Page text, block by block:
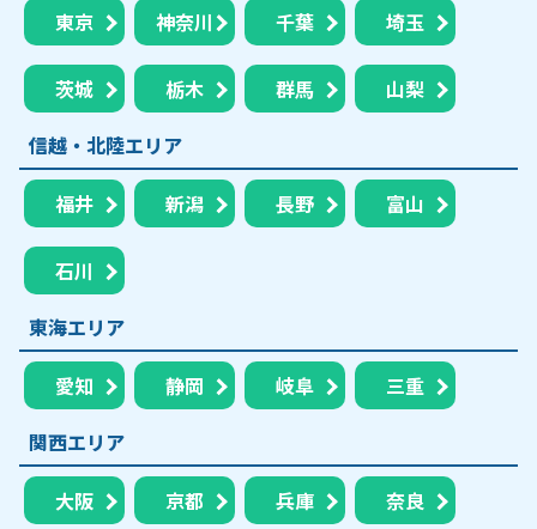
東京 神奈川 千葉 埼玉
茨城 栃木 群馬
山梨
信越・北陸エリア
福井 新潟 長野 富山
石川
東海エリア
愛知 静岡 岐阜
三重
関西エリア
大阪 京都 兵庫 奈良